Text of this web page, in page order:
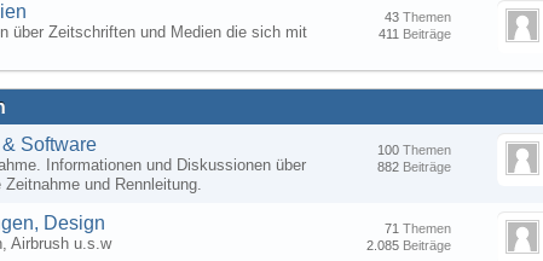
über Zeitschriften und Medien die sich mit
Themen
43
Beiträge
411
Software
Informationen und Diskussionen über
und Rennleitung.
Themen
100
Beiträge
882
Design
Airbrush u.s.w
Themen
71
Beiträge
2.085